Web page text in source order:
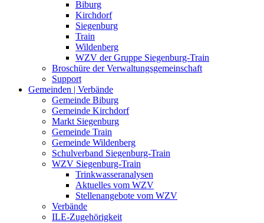
Biburg
Kirchdorf
Siegenburg
Train
Wildenberg
WZV der Gruppe Siegenburg-Train
Broschüre der Verwaltungsgemeinschaft
Support
Gemeinden | Verbände
Gemeinde Biburg
Gemeinde Kirchdorf
Markt Siegenburg
Gemeinde Train
Gemeinde Wildenberg
Schulverband Siegenburg-Train
WZV Siegenburg-Train
Trinkwasseranalysen
Aktuelles vom WZV
Stellenangebote vom WZV
Verbände
ILE-Zugehörigkeit